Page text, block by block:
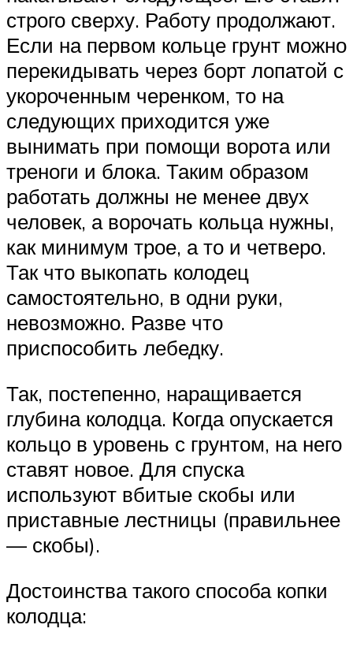
строго сверху. Работу продолжают.
Если на первом кольце грунт можно
перекидывать через борт лопатой с
укороченным черенком, то на
следующих приходится уже
вынимать при помощи ворота или
треноги и блока. Таким образом
работать должны не менее двух
человек, а ворочать кольца нужны,
как минимум трое, а то и четверо.
Так что выкопать колодец
самостоятельно, в одни руки,
невозможно. Разве что
приспособить лебедку.
Так, постепенно, наращивается
глубина колодца. Когда опускается
кольцо в уровень с грунтом, на него
ставят новое. Для спуска
используют вбитые скобы или
приставные лестницы (правильнее
— скобы).
Достоинства такого способа копки
колодца: